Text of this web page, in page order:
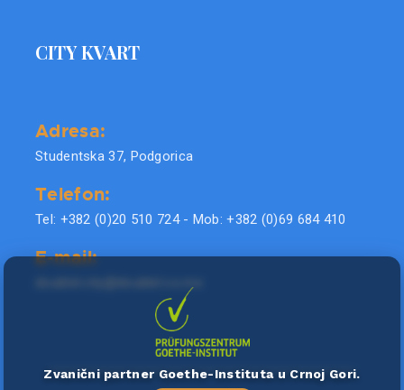
CITY KVART
Adresa:
Studentska 37, Podgorica
Telefon:
Tel: +382 (0)20 510 724 - Mob: +382 (0)69 684 410
E-mail:
Zvanični partner Goethe-Instituta u Crnoj Gori.